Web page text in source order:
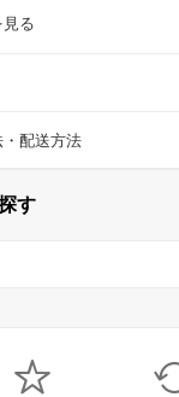
る
配送方法
す